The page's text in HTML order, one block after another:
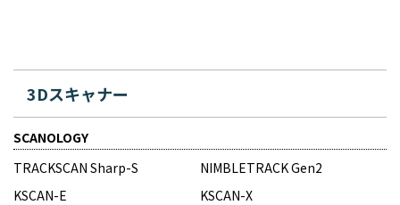
3Dスキャナー
SCANOLOGY
TRACKSCAN Sharp-S
NIMBLETRACK Gen2
KSCAN-E
KSCAN-X